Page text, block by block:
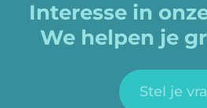
Interesse in
We helpen je
Stel je